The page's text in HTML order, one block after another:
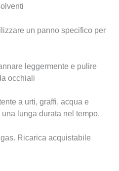
un panno specifico per
leggermente e pulire
occhiali
a urti, graffi, acqua e
lunga durata nel tempo.
Ricarica acquistabile